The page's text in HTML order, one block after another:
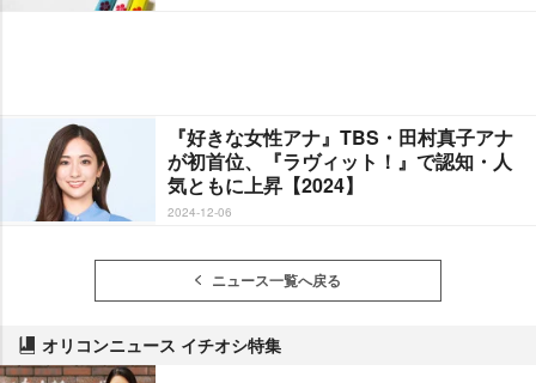
『好きな女性アナ』TBS・田村真子アナ
が初首位、『ラヴィット！』で認知・人
気ともに上昇【2024】
2024-12-06
ニュース一覧へ戻る
オリコンニュース イチオシ特集